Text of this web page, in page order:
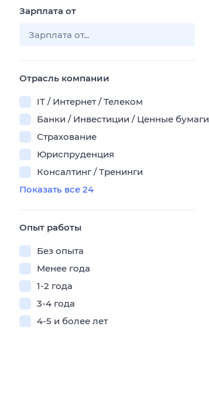
Зарплата от
Отрасль компании
IT / Интернет / Телеком
Банки / Инвестиции / Ценные бумаги
Страхование
Юриспруденция
Консалтинг / Тренинги
Показать все 24
Опыт работы
Без опыта
Менее года
1-2 года
3-4 года
4-5 и более лет